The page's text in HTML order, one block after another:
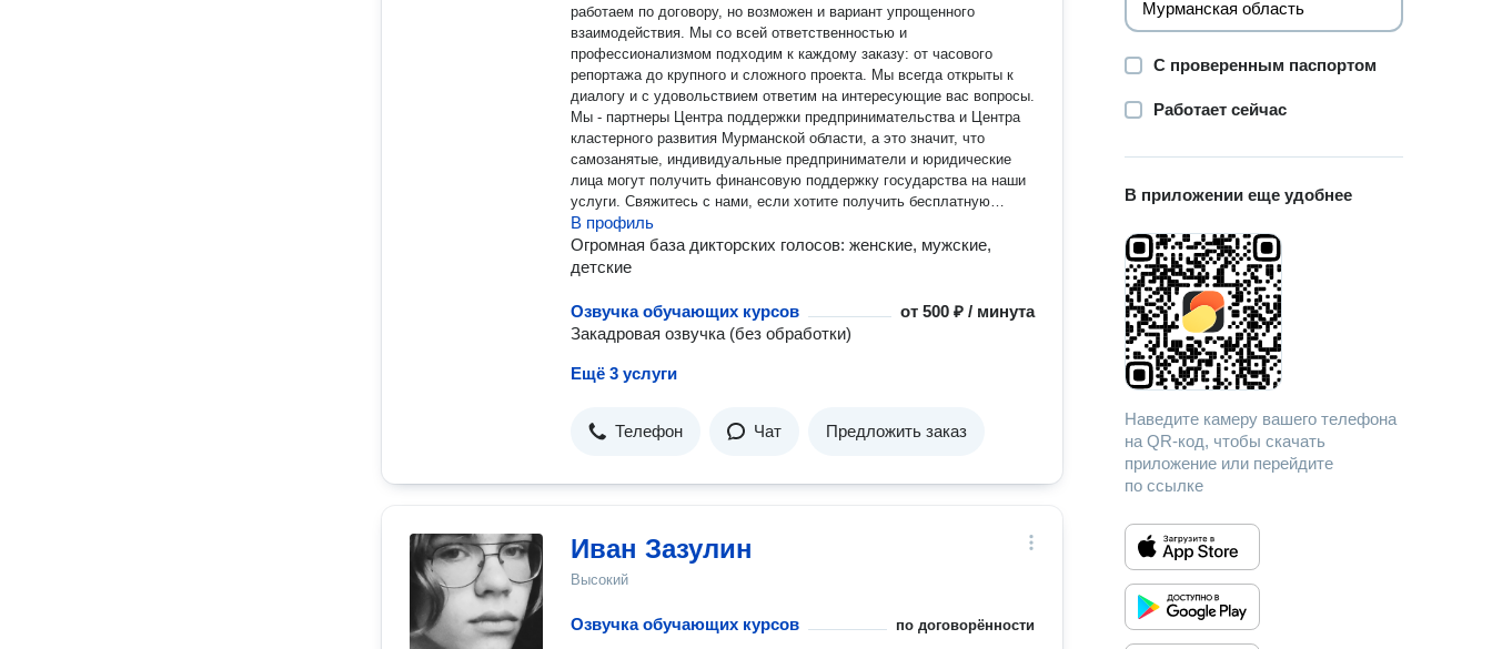
работаем по договору, но возможен и вариант упрощенного
взаимодействия. Мы со всей ответственностью и
профессионализмом подходим к каждому заказу: от часового
репортажа до крупного и сложного проекта. Мы всегда открыты к
диалогу и с удовольствием ответим на интересующие вас вопросы.
Мы - партнеры Центра поддержки предпринимательства и Центра
кластерного развития Мурманской области, а это значит, что
самозанятые, индивидуальные предприниматели и юридические
лица могут получить финансовую поддержку государства на наши
услуги. Свяжитесь с нами, если хотите получить бесплатную
консультацию по данному вопросу.
В профиль
Огромная база дикторских голосов: женские, мужские,
детские
Озвучка обучающих курсов от500 ₽ / минута
Закадровая озвучка (без обработки)
Ещё 3 услуги
Телефон Чат Предложить заказ
Иван Зазулин
Высокий
Озвучка обучающих курсов по договорённости
С проверенным паспортом
Работает сейчас
В приложении еще удобнее
Наведите камеру вашего телефона
на QR-код, чтобы скачать
приложение или перейдите
по ссылке